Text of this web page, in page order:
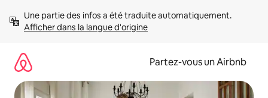
directement
Afficher dans la langue d'origine
Partez-vous un Airbnb